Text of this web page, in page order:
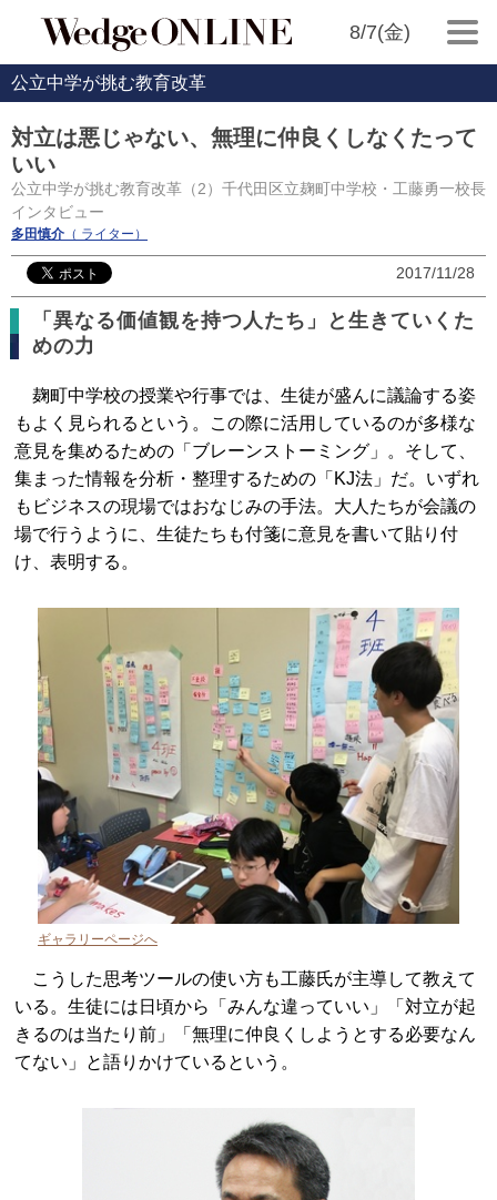
8/7(金)
公立中学が挑む教育改革
対立は悪じゃない、無理に仲良くしなくたって
いい
公立中学が挑む教育改革（2）千代田区立麹町中学校・工藤勇一校長
インタビュー
多田慎介 （ ライター）
2017/11/28
「異なる価値観を持つ人たち」と生きていくた
めの力
麹町中学校の授業や行事では、生徒が盛んに議論する姿
もよく見られるという。この際に活用しているのが多様な
意見を集めるための「ブレーンストーミング」。そして、
集まった情報を分析・整理するための「KJ法」だ。いずれ
もビジネスの現場ではおなじみの手法。大人たちが会議の
場で行うように、生徒たちも付箋に意見を書いて貼り付
け、表明する。
ギャラリーページへ
こうした思考ツールの使い方も工藤氏が主導して教えて
いる。生徒には日頃から「みんな違っていい」「対立が起
きるのは当たり前」「無理に仲良くしようとする必要なん
てない」と語りかけているという。